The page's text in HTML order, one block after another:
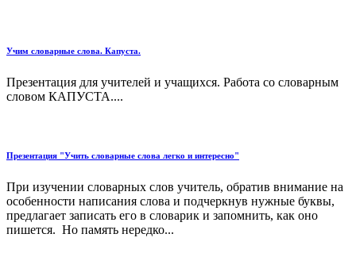
Учим словарные слова. Капуста.
Презентация для учителей и учащихся. Работа со словарным
словом КАПУСТА....
Презентация "Учить словарные слова легко и интересно"
При изучении словарных слов учитель, обратив внимание на
особенности написания слова и подчеркнув нужные буквы,
предлагает записать его в словарик и запомнить, как оно
пишется. Но память нередко...